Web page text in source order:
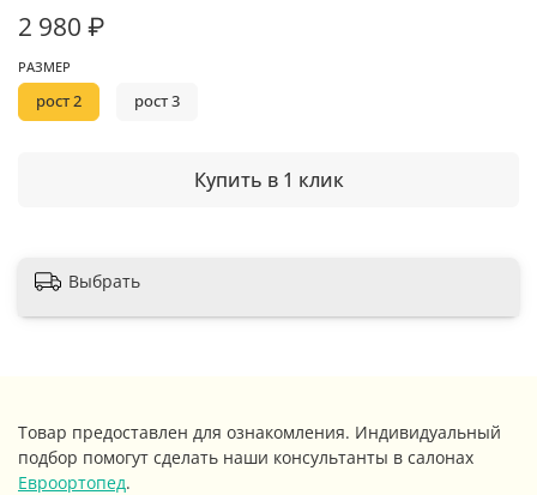
2 980 ₽
Купить в 1 клик
РАЗМЕР
рост 2 рост 3
Выбрать
Товар предоставлен для ознакомления. Индивидуальный
подбор помогут сделать наши консультанты в салонах
Евроортопед.